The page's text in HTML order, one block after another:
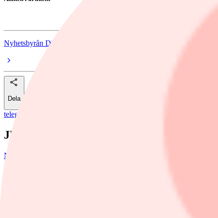
Nyhetsbyrån Direkt
Dela
telegram
JUSTERAT EBITDA 627 MLN USD 1 KV,
Nyhetsbyrån Direkt